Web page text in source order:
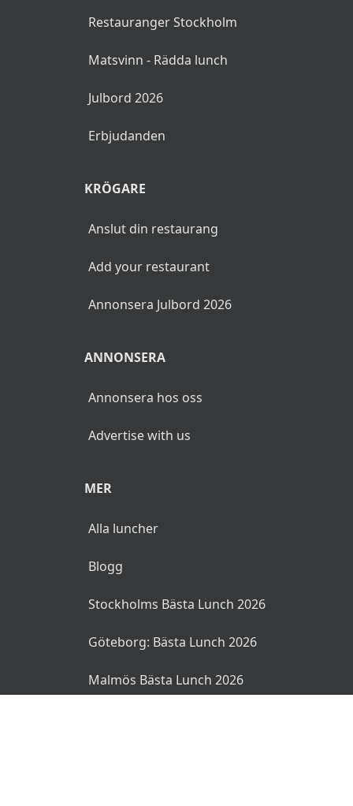
Restauranger Stockholm
Matsvinn - Rädda lunch
Julbord 2026
Erbjudanden
KRÖGARE
Anslut din restaurang
Add your restaurant
Annonsera Julbord 2026
ANNONSERA
Annonsera hos oss
Advertise with us
MER
Alla luncher
Blogg
Stockholms Bästa Lunch 2026
Göteborg: Bästa Lunch 2026
Malmös Bästa Lunch 2026